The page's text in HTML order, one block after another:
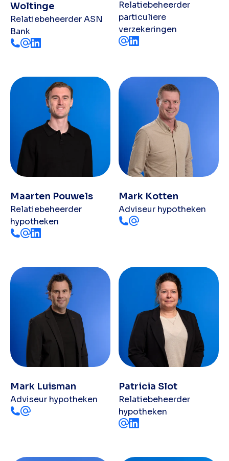
Woltinge
Relatiebeheerder ASN
Bank
Relatiebeheerder
particuliere
verzekeringen
Maarten Pouwels
Relatiebeheerder
hypotheken
Mark Kotten
Adviseur hypotheken
Mark Luisman
Adviseur hypotheken
Patricia Slot
Relatiebeheerder
hypotheken